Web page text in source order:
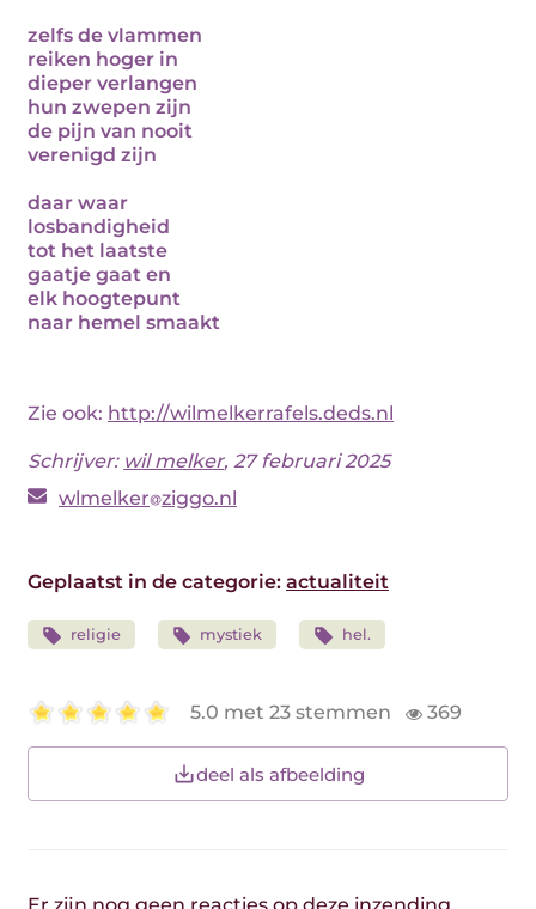
zelfs de vlammen
reiken hoger in
dieper verlangen
hun zwepen zijn
de pijn van nooit
verenigd zijn
daar waar
losbandigheid
tot het laatste
gaatje gaat en
elk hoogtepunt
naar hemel smaakt
Zie ook: http://wilmelkerrafels.deds.nl
Schrijver: wil melker, 27 februari 2025
wlmelker ziggo.nl
Geplaatst in de categorie: actualiteit
religie mystiek hel.
5.0 met 23 stemmen 369
deel als afbeelding